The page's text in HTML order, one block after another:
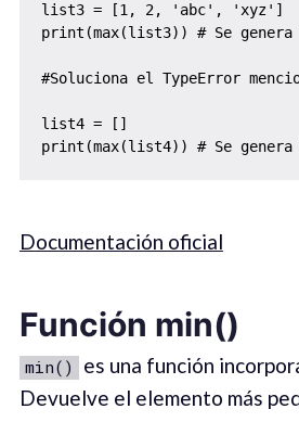
list3 = [1, 2, 'abc', 'xyz']
print(max(list3)) # Se
#Soluciona el TypeError
list4 = []
print(max(list4)) # Se genera
Documentación oficial
Función min()
min()
es una función
Devuelve el elemento más